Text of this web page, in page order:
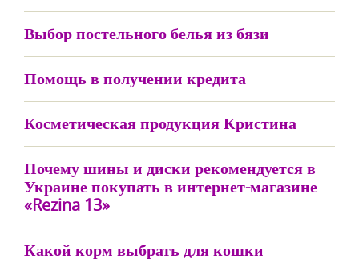
Выбор постельного белья из бязи
Помощь в получении кредита
Косметическая продукция Кристина
Почему шины и диски рекомендуется в
Украине покупать в интернет-магазине
«Rezina 13»
Какой корм выбрать для кошки